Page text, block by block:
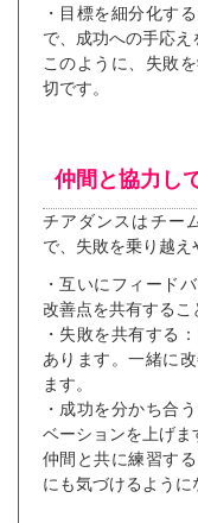
・目標を細分化す
で、成功への手応え
このように、失敗
切です。
仲間と協力し
チアダンスはチー
で、失敗を乗り越え
・互いにフィード
改善点を共有するこ
・失敗を共有する
あります。一緒に
ます。
・成功を分かち合
ベーションを上げま
仲間と共に練習す
にも気づけるように